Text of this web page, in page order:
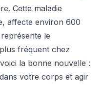
Cette maladie
affecte environ 600
le
fréquent chez
la bonne nouvelle :
votre corps et agir